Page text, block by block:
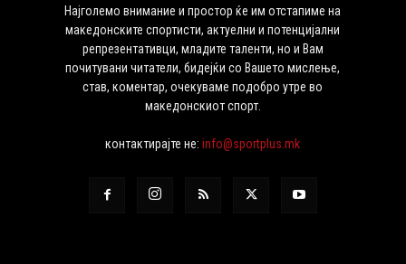
Најголемо внимание и простор ќе им отстапиме на
македонските спортисти, актуелни и потенцијални
репрезентативци, младите таленти, но и Вам
почитувани читатели, бидејќи со Вашето мислење,
став, коментар, очекуваме подобро утре во
македонскиот спорт.
контактирајте не:info@sportplus.mk